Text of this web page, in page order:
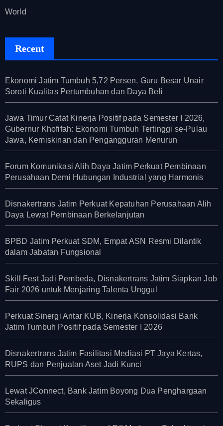
World
Recent
Ekonomi Jatim Tumbuh 5,72 Persen, Guru Besar Unair
Soroti Kualitas Pertumbuhan dan Daya Beli
Jawa Timur Catat Kinerja Positif pada Semester I 2026,
Gubernur Khofifah: Ekonomi Tumbuh Tertinggi se-Pulau
Jawa, Kemiskinan dan Pengangguran Menurun
Forum Komunikasi Alih Daya Jatim Perkuat Pembinaan
Perusahaan Demi Hubungan Industrial yang Harmonis
Disnakertrans Jatim Perkuat Kepatuhan Perusahaan Alih
Daya Lewat Pembinaan Berkelanjutan
BPBD Jatim Perkuat SDM, Empat ASN Resmi Dilantik
dalam Jabatan Fungsional
Skill Fest Jadi Pembeda, Disnakertrans Jatim Siapkan Job
Fair 2026 untuk Menjaring Talenta Unggul
Perkuat Sinergi Antar KUB, Kinerja Konsolidasi Bank
Jatim Tumbuh Positif pada Semester I 2026
Disnakertrans Jatim Fasilitasi Mediasi PT Jaya Kertas,
RUPS dan Penjualan Aset Jadi Kunci
Lewat JConnect, Bank Jatim Boyong Dua Penghargaan
Sekaligus